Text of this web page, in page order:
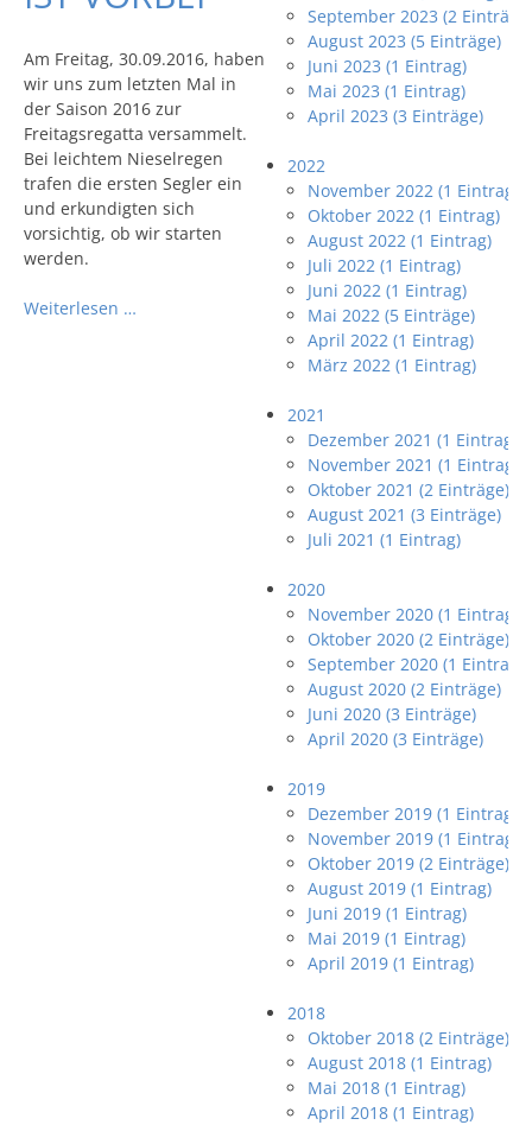
Am Freitag, 30.09.2016, haben
wir uns zum letzten Mal in
der Saison 2016 zur
Freitagsregatta versammelt.
Bei leichtem Nieselregen
trafen die ersten Segler ein
und erkundigten sich
vorsichtig, ob wir starten
werden.
Weiterlesen …
September 2023 (2 Einträge)
August 2023 (5 Einträge)
Juni 2023 (1 Eintrag)
Mai 2023 (1 Eintrag)
April 2023 (3 Einträge)
2022
November 2022 (1 Eintrag)
Oktober 2022 (1 Eintrag)
August 2022 (1 Eintrag)
Juli 2022 (1 Eintrag)
Juni 2022 (1 Eintrag)
Mai 2022 (5 Einträge)
April 2022 (1 Eintrag)
März 2022 (1 Eintrag)
2021
Dezember 2021 (1 Eintrag)
November 2021 (1 Eintrag)
Oktober 2021 (2 Einträge)
August 2021 (3 Einträge)
Juli 2021 (1 Eintrag)
2020
November 2020 (1 Eintrag)
Oktober 2020 (2 Einträge)
September 2020 (1 Eintrag)
August 2020 (2 Einträge)
Juni 2020 (3 Einträge)
April 2020 (3 Einträge)
2019
Dezember 2019 (1 Eintrag)
November 2019 (1 Eintrag)
Oktober 2019 (2 Einträge)
August 2019 (1 Eintrag)
Juni 2019 (1 Eintrag)
Mai 2019 (1 Eintrag)
April 2019 (1 Eintrag)
2018
Oktober 2018 (2 Einträge)
August 2018 (1 Eintrag)
Mai 2018 (1 Eintrag)
April 2018 (1 Eintrag)